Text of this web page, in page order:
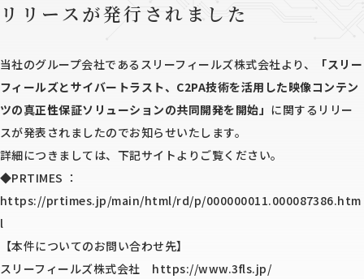
リリースが発行されました
当社のグループ会社であるスリーフィールズ株式会社より、
「スリー
フィールズとサイバートラスト、C2PA技術を活用した映像コンテン
ツの真正性保証ソリューションの共同開発を開始」 に関するリリー
スが発表されましたのでお知らせいたします。
詳細につきましては、下記サイトよりご覧ください。
◆PRTIMES ：
https://prtimes.jp/main/html/rd/p/000000011.000087386.htm
l
【本件についてのお問い合わせ先】
スリーフィールズ株式会社 https://www.3fls.jp/